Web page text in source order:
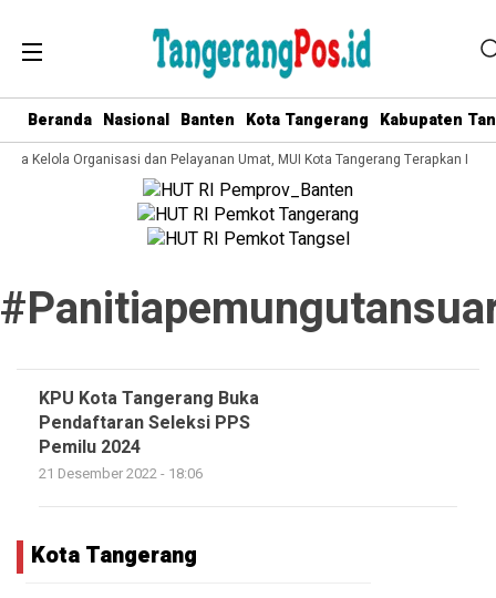
Beranda Nasional Banten Kota Tangerang Kabupaten
Kelola Organisasi dan Pelayanan Umat, MUI Kota Tangerang Terapkan ISO
KPU Kota Tangerang Buka
Pendaftaran Seleksi PPS
Pemilu 2024
21 Desember 2022 - 18:06
Kota Tangerang